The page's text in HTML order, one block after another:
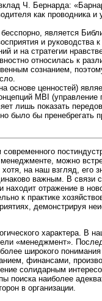
Ч. Бернарда:
как проводника
является
и руководства
и на стратегии
относилась к
сознанием,
основе ценностей)
MBI (управление
лишь показать
было бы пренебрегать
можно
на наш взгляд, его
важным. В связи
находит отражение в
к практике
демонстрируя
характера. В
«менеджмент».
широкого
финансами,
солидарным
поиска наиболее
в организации.